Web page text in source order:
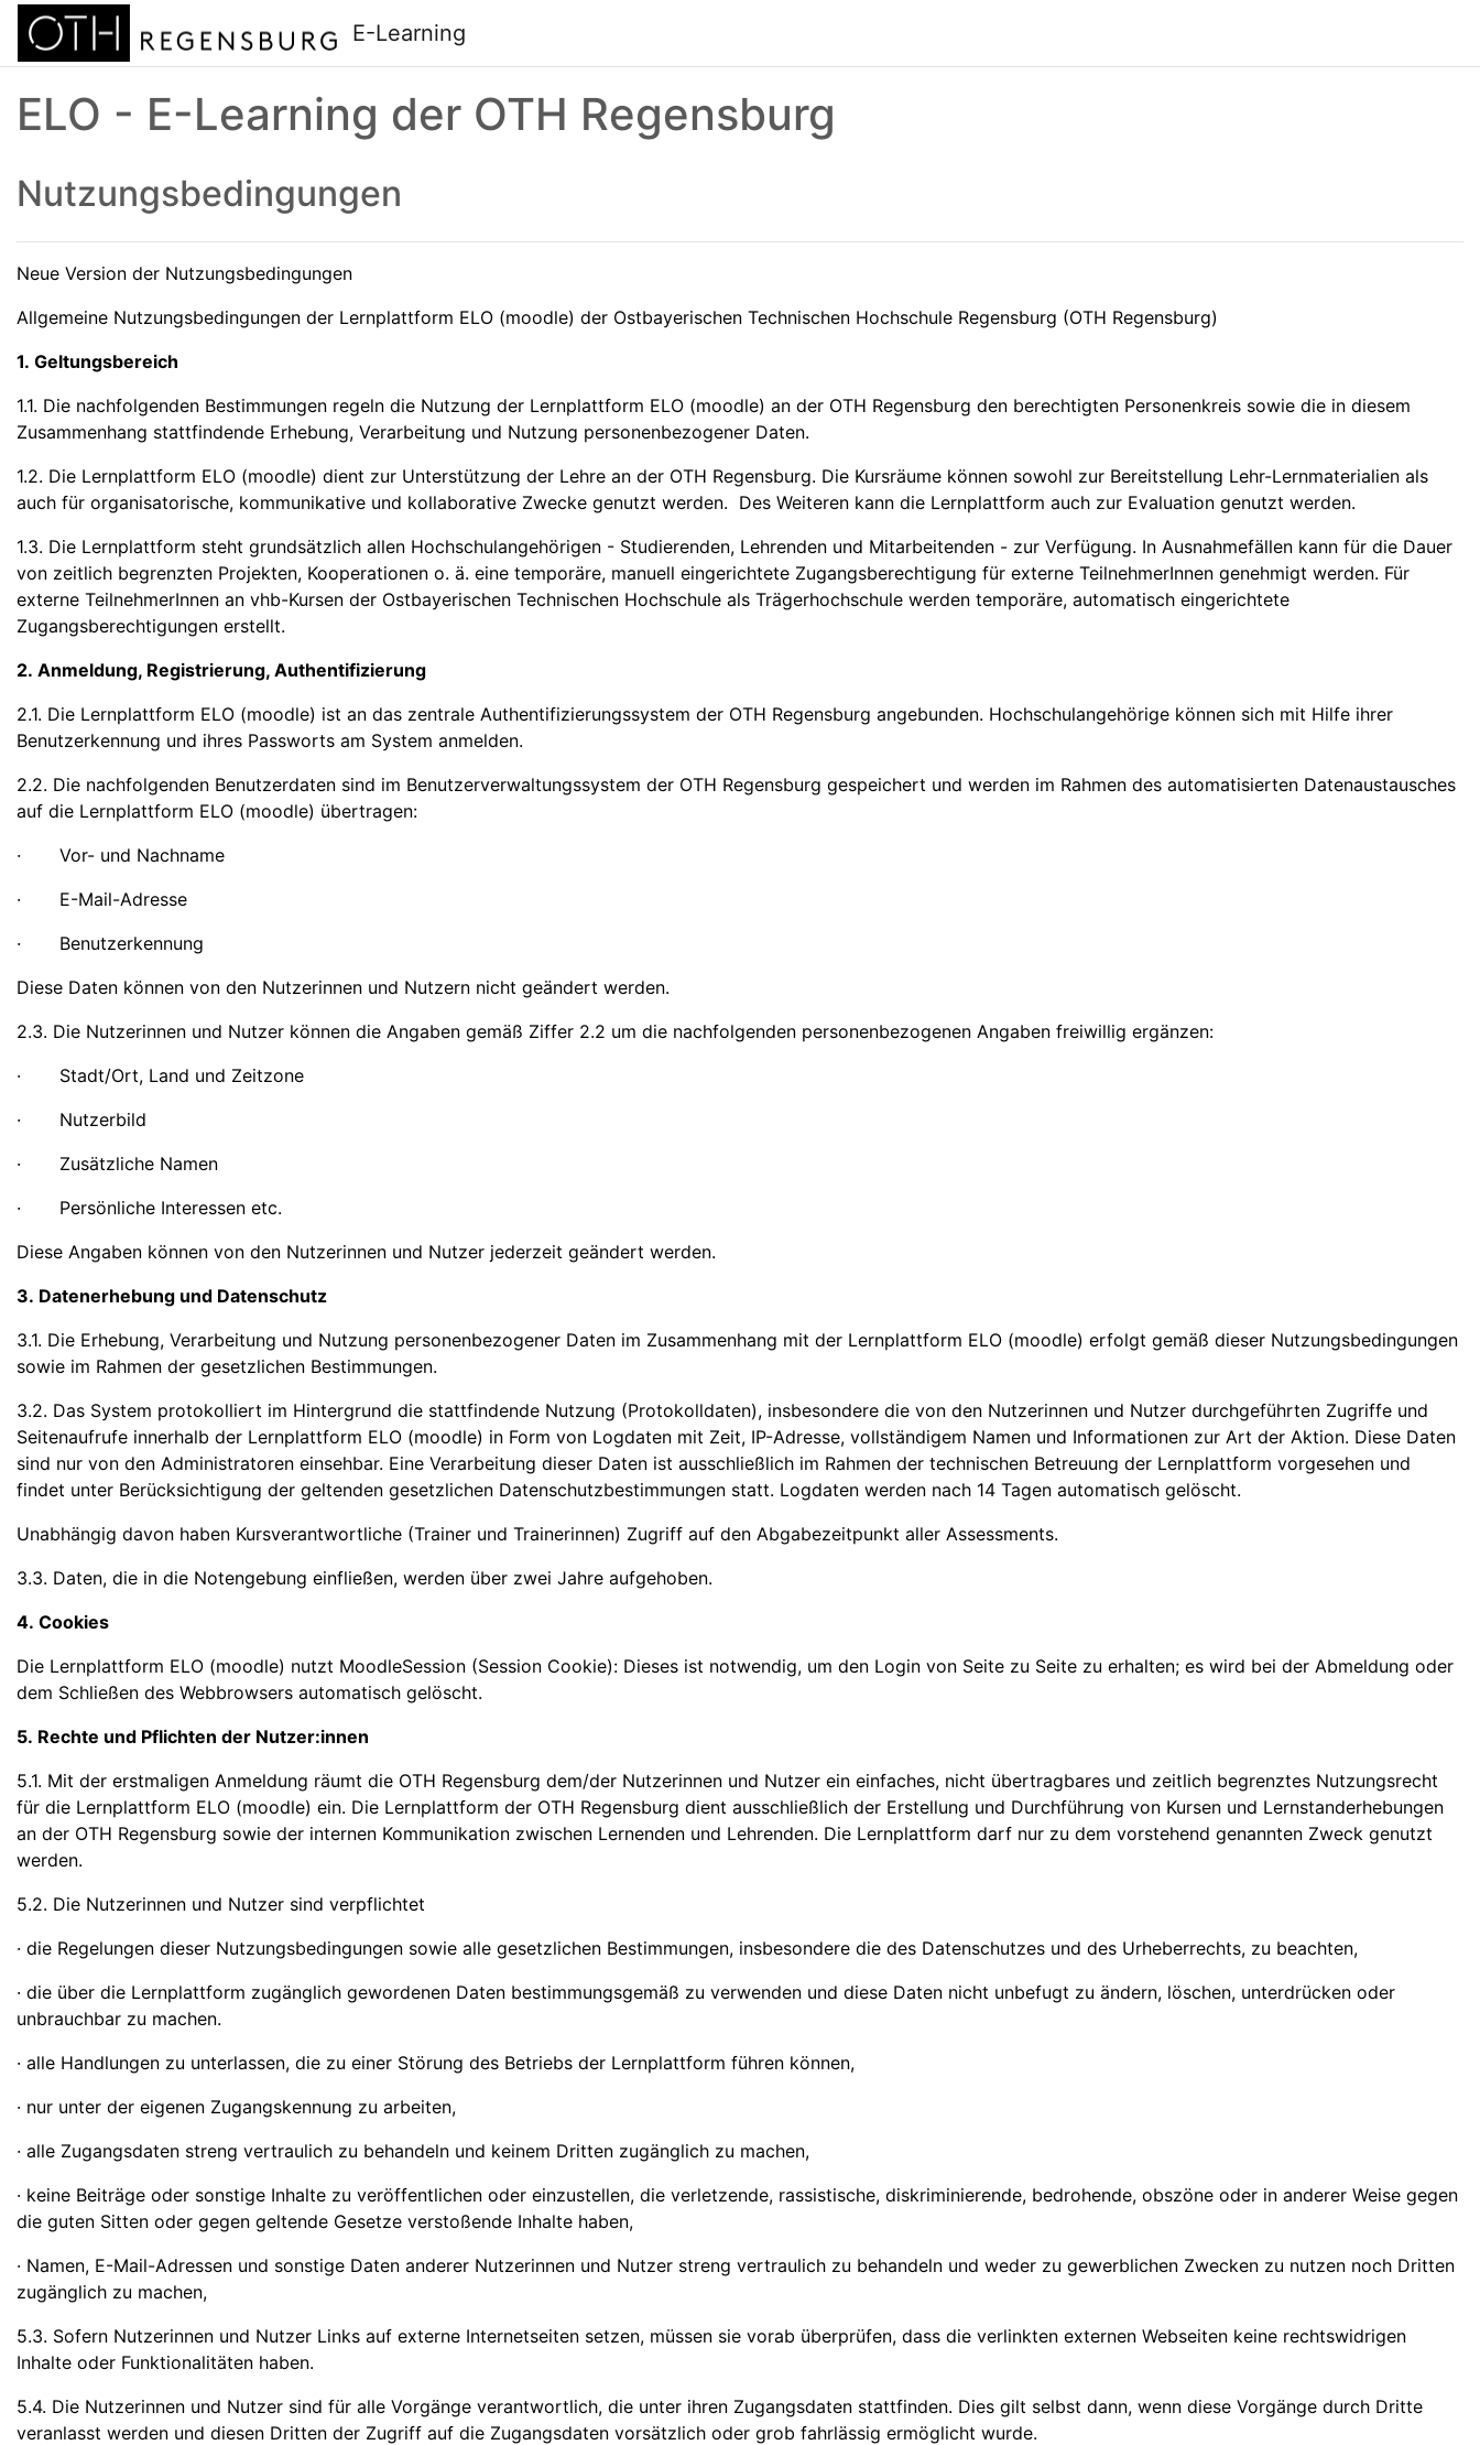
Zum Hauptinhalt
E-Learning
ELO - E-Learning der OTH Regensburg
Nutzungsbedingungen
Neue Version der Nutzungsbedingungen
Allgemeine Nutzungsbedingungen der Lernplattform ELO (moodle) der Ostbayerischen Technischen Hochschule Regensburg (OTH Regensburg)
1. Geltungsbereich
1.1. Die nachfolgenden Bestimmungen regeln die Nutzung der Lernplattform ELO (moodle) an der OTH Regensburg den berechtigten Personenkreis sowie die in diesem
Zusammenhang stattfindende Erhebung, Verarbeitung und Nutzung personenbezogener Daten.
1.2. Die Lernplattform ELO (moodle) dient zur Unterstützung der Lehre an der OTH Regensburg. Die Kursräume können sowohl zur Bereitstellung Lehr-Lernmaterialien als
auch für organisatorische, kommunikative und kollaborative Zwecke genutzt werden. Des Weiteren kann die Lernplattform auch zur Evaluation genutzt werden.
1.3. Die Lernplattform steht grundsätzlich allen Hochschulangehörigen - Studierenden, Lehrenden und Mitarbeitenden - zur Verfügung. In Ausnahmefällen kann für die Dauer
von zeitlich begrenzten Projekten, Kooperationen o. ä. eine temporäre, manuell eingerichtete Zugangsberechtigung für externe TeilnehmerInnen genehmigt werden. Für
externe TeilnehmerInnen an vhb-Kursen der Ostbayerischen Technischen Hochschule als Trägerhochschule werden temporäre, automatisch eingerichtete
Zugangsberechtigungen erstellt.
2. Anmeldung, Registrierung, Authentifizierung
2.1. Die Lernplattform ELO (moodle) ist an das zentrale Authentifizierungssystem der OTH Regensburg angebunden. Hochschulangehörige können sich mit Hilfe ihrer
Benutzerkennung und ihres Passworts am System anmelden.
2.2. Die nachfolgenden Benutzerdaten sind im Benutzerverwaltungssystem der OTH Regensburg gespeichert und werden im Rahmen des automatisierten Datenaustausches
auf die Lernplattform ELO (moodle) übertragen:
· Vor- und Nachname
· E-Mail-Adresse
· Benutzerkennung
Diese Daten können von den Nutzerinnen und Nutzern nicht geändert werden.
2.3. Die Nutzerinnen und Nutzer können die Angaben gemäß Ziffer 2.2 um die nachfolgenden personenbezogenen Angaben freiwillig ergänzen:
· Stadt/Ort, Land und Zeitzone
· Nutzerbild
· Zusätzliche Namen
· Persönliche Interessen etc.
Diese Angaben können von den Nutzerinnen und Nutzer jederzeit geändert werden.
3. Datenerhebung und Datenschutz
3.1. Die Erhebung, Verarbeitung und Nutzung personenbezogener Daten im Zusammenhang mit der Lernplattform ELO (moodle) erfolgt gemäß dieser Nutzungsbedingungen
sowie im Rahmen der gesetzlichen Bestimmungen.
3.2. Das System protokolliert im Hintergrund die stattfindende Nutzung (Protokolldaten), insbesondere die von den Nutzerinnen und Nutzer durchgeführten Zugriffe und
Seitenaufrufe innerhalb der Lernplattform ELO (moodle) in Form von Logdaten mit Zeit, IP-Adresse, vollständigem Namen und Informationen zur Art der Aktion. Diese Daten
sind nur von den Administratoren einsehbar. Eine Verarbeitung dieser Daten ist ausschließlich im Rahmen der technischen Betreuung der Lernplattform vorgesehen und
findet unter Berücksichtigung der geltenden gesetzlichen Datenschutzbestimmungen statt. Logdaten werden nach 14 Tagen automatisch gelöscht.
Unabhängig davon haben Kursverantwortliche (Trainer und Trainerinnen) Zugriff auf den Abgabezeitpunkt aller Assessments.
3.3. Daten, die in die Notengebung einfließen, werden über zwei Jahre aufgehoben.
4. Cookies
Die Lernplattform ELO (moodle) nutzt MoodleSession (Session Cookie): Dieses ist notwendig, um den Login von Seite zu Seite zu erhalten; es wird bei der Abmeldung oder
dem Schließen des Webbrowsers automatisch gelöscht.
5. Rechte und Pflichten der Nutzer:innen
5.1. Mit der erstmaligen Anmeldung räumt die OTH Regensburg dem/der Nutzerinnen und Nutzer ein einfaches, nicht übertragbares und zeitlich begrenztes Nutzungsrecht
für die Lernplattform ELO (moodle) ein. Die Lernplattform der OTH Regensburg dient ausschließlich der Erstellung und Durchführung von Kursen und Lernstanderhebungen
an der OTH Regensburg sowie der internen Kommunikation zwischen Lernenden und Lehrenden. Die Lernplattform darf nur zu dem vorstehend genannten Zweck genutzt
werden.
5.2. Die Nutzerinnen und Nutzer sind verpflichtet
· die Regelungen dieser Nutzungsbedingungen sowie alle gesetzlichen Bestimmungen, insbesondere die des Datenschutzes und des Urheberrechts, zu beachten,
· die über die Lernplattform zugänglich gewordenen Daten bestimmungsgemäß zu verwenden und diese Daten nicht unbefugt zu ändern, löschen, unterdrücken oder
unbrauchbar zu machen.
· alle Handlungen zu unterlassen, die zu einer Störung des Betriebs der Lernplattform führen können,
· nur unter der eigenen Zugangskennung zu arbeiten,
· alle Zugangsdaten streng vertraulich zu behandeln und keinem Dritten zugänglich zu machen,
· keine Beiträge oder sonstige Inhalte zu veröffentlichen oder einzustellen, die verletzende, rassistische, diskriminierende, bedrohende, obszöne oder in anderer Weise gegen
die guten Sitten oder gegen geltende Gesetze verstoßende Inhalte haben,
· Namen, E-Mail-Adressen und sonstige Daten anderer Nutzerinnen und Nutzer streng vertraulich zu behandeln und weder zu gewerblichen Zwecken zu nutzen noch Dritten
zugänglich zu machen,
5.3. Sofern Nutzerinnen und Nutzer Links auf externe Internetseiten setzen, müssen sie vorab überprüfen, dass die verlinkten externen Webseiten keine rechtswidrigen
Inhalte oder Funktionalitäten haben.
5.4. Die Nutzerinnen und Nutzer sind für alle Vorgänge verantwortlich, die unter ihren Zugangsdaten stattfinden. Dies gilt selbst dann, wenn diese Vorgänge durch Dritte
veranlasst werden und diesen Dritten der Zugriff auf die Zugangsdaten vorsätzlich oder grob fahrlässig ermöglicht wurde.